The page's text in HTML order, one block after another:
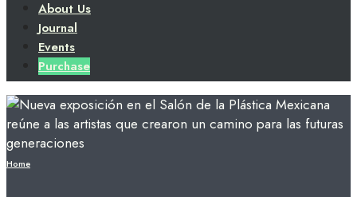
About Us
Journal
Events
Purchase
Home